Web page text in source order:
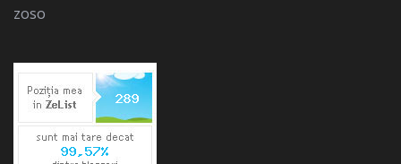
zoso